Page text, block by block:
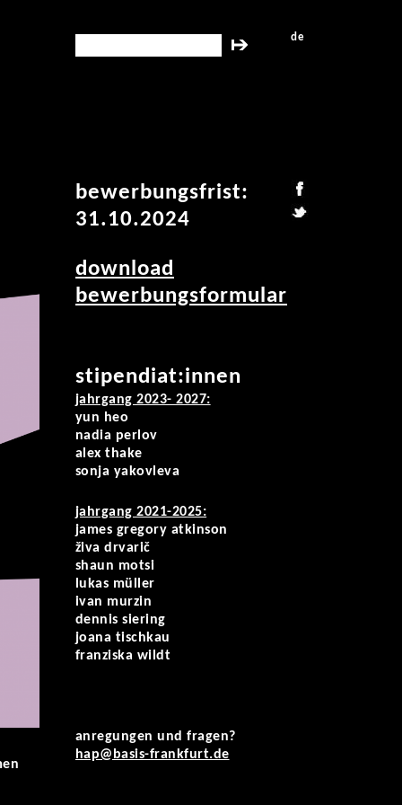
de
bewerbungsfrist:
31.10.2024
download
bewerbungsformular
stipendiat:innen
jahrgang 2023- 2027:
yun heo
nadia perlov
alex thake
sonja yakovleva
jahrgang 2021-2025:
james gregory atkinson
živa drvarič
shaun motsi
lukas müller
ivan murzin
dennis siering
joana tischkau
franziska wildt
anregungen und fragen?
hap@basis-frankfurt.de